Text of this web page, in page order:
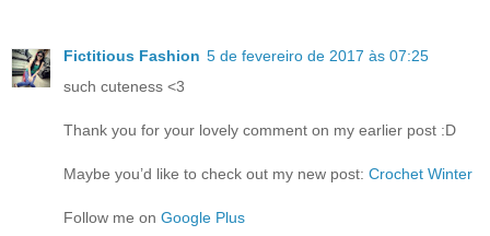
Fictitious Fashion 5 de fevereiro de 2017 às 07:25
such cuteness <3
Thank you for your lovely comment on my earlier post :D
Maybe you’d like to check out my new post: Crochet Winter
Follow me on Google Plus